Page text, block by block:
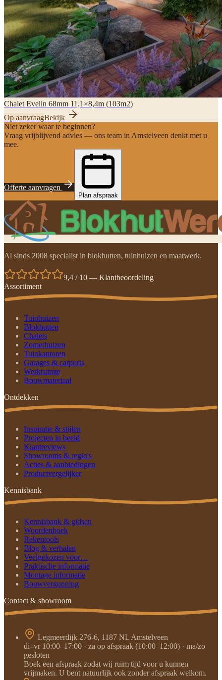
Chalet Evelin 68mm 11,1×8,4m (103m2)
Op aanvraagBekijk
Niet zeker waar te beginnen?
Vraag vrijblijvend advies — ons team in Amstelveen denkt met u
mee.
Offerte aanvragen
Plan afspraak
Al sinds 2008 specialist in blokhutten, tuinhuizen en maatwerk.
9,4 / 10 — Klantbeoordeling
Assortiment
Tuinhuizen
Blokhutten
Chalets
Zomerhuizen
Tuinkantoren
Garages & carports
Werkruimte
Bouwmateriaal
Ontdekken
Inspiratie & stijlen
Projecten in beeld
Klantreviews
Showrooms & regio's
Acties & aanbiedingen
Productvergelijker
Kennisbank
Kennisbank & gidsen
Woordenboek
Rekentools
Blog & verhalen
Veelgekozen voor…
Praktische informatie
Montage informatie
Bouwvergunning
Contact & showroom
Legmeerdijk 276-6, 1187 NL Amstelveen
di–vr 10:00–17:00 · za op afspraak (10:00–12:00) · ma/zo
gesloten
Boek een afspraak zodat wij ruim tijd voor u kunnen
vrijmaken. U bent natuurlijk ook zonder afspraak welkom.